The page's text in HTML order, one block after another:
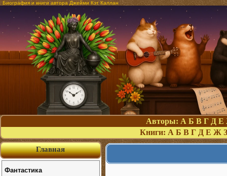
Биография и книги автора Джейми Кэт Каллан
Авторы: А Б В Г Д Е
Книги: А Б В Г Д Е Ж З
Главная
Фантастика